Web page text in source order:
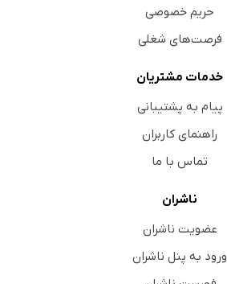
حریم خصوصی
فرصت‌های شغلی
خدمات مشتریان
پیام به پشتیبانی
راهنمای کاربران
تماس با ما
ناشران
عضویت ناشران
ورود به پنل ناشران